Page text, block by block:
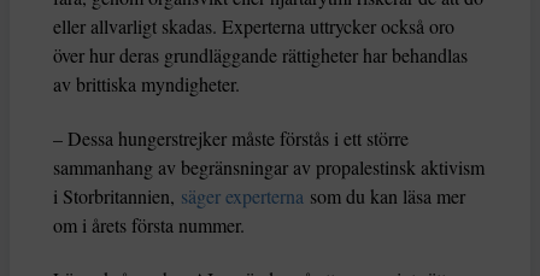
eller allvarligt skadas. Experterna uttrycker också oro
över hur deras grundläggande rättigheter har behandlas
av brittiska myndigheter.
– Dessa hungerstrejker måste förstås i ett större
sammanhang av begränsningar av propalestinsk aktivism
i Storbritannien, säger experterna som du kan läsa mer
om i årets första nummer.